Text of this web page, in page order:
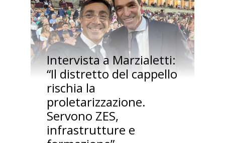
Intervista a Marzialetti:
“Il distretto del cappello
rischia la
proletarizzazione.
Servono ZES,
infrastrutture e